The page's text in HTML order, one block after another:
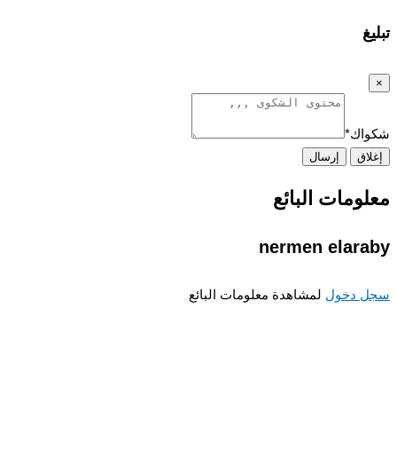
تبليغ
×
شكواك*
إغلاق إرسال
معلومات البائع
nermen elaraby
سجل دخول لمشاهدة معلومات البائع